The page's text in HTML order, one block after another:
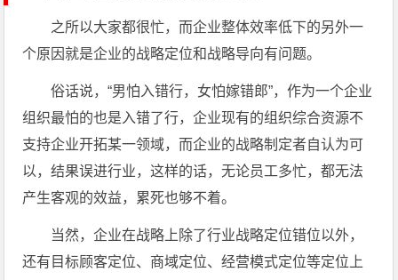
之所以大家都很忙，而企业整体效率低下的另外一
个原因就是企业的战略定位和战略导向有问题。
俗话说，“男怕入错行，女怕嫁错郎”，作为一个企业
组织最怕的也是入错了行，企业现有的组织综合资源不
支持企业开拓某一领域，而企业的战略制定者自认为可
以，结果误进行业，这样的话，无论员工多忙，都无法
产生客观的效益，累死也够不着。
当然，企业在战略上除了行业战略定位错位以外，
还有目标顾客定位、商域定位、经营模式定位等定位上